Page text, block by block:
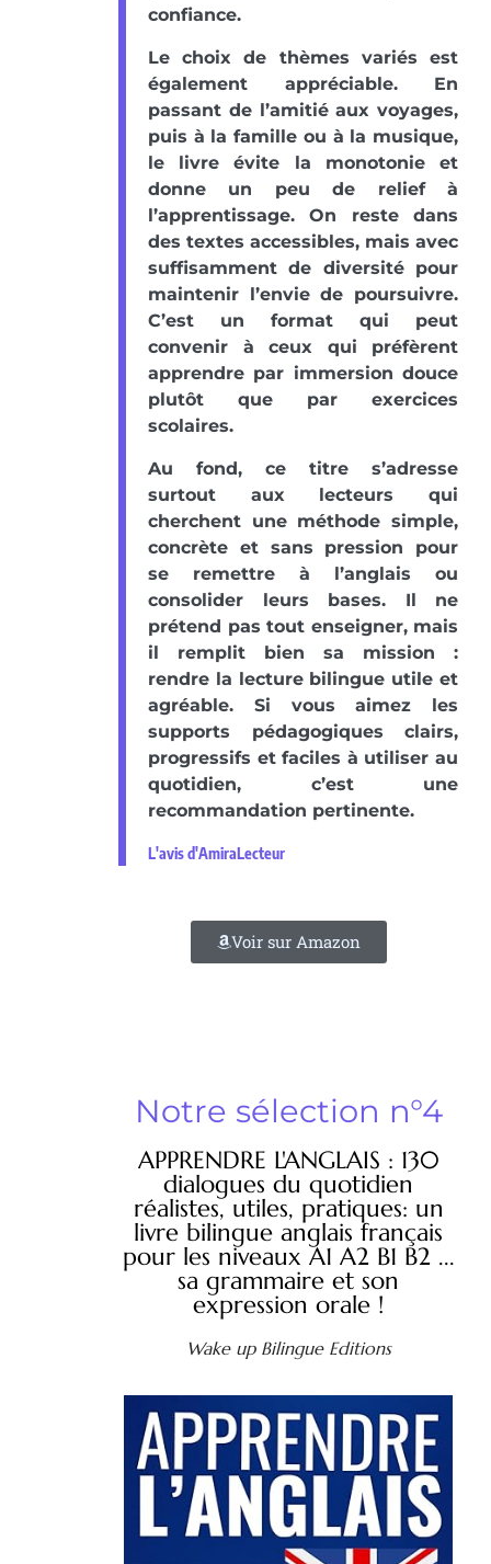
confiance.
Le choix de thèmes variés est
également appréciable. En
passant de l’amitié aux voyages,
puis à la famille ou à la musique,
le livre évite la monotonie et
donne un peu de relief à
l’apprentissage. On reste dans
des textes accessibles, mais avec
suffisamment de diversité pour
maintenir l’envie de poursuivre.
C’est un format qui peut
convenir à ceux qui préfèrent
apprendre par immersion douce
plutôt que par exercices
scolaires.
Au fond, ce titre s’adresse
surtout aux lecteurs qui
cherchent une méthode simple,
concrète et sans pression pour
se remettre à l’anglais ou
consolider leurs bases. Il ne
prétend pas tout enseigner, mais
il remplit bien sa mission :
rendre la lecture bilingue utile et
agréable. Si vous aimez les
supports pédagogiques clairs,
progressifs et faciles à utiliser au
quotidien, c’est une
recommandation pertinente.
L'avis d'AmiraLecteur
Voir sur Amazon
Notre sélection n°4
APPRENDRE L'ANGLAIS : 130
dialogues du quotidien
réalistes, utiles, pratiques: un
livre bilingue anglais français
pour les niveaux A1 A2 B1 B2 ...
sa grammaire et son
expression orale !
Wake up Bilingue Editions